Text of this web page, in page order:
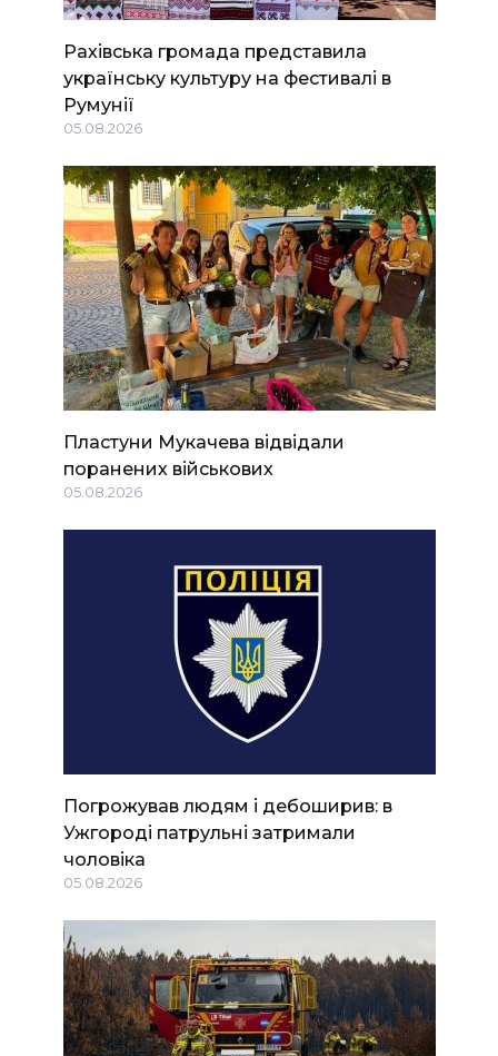
Рахівська громада представила
українську культуру на фестивалі в
Румунії
05.08.2026
Пластуни Мукачева відвідали
поранених військових
05.08.2026
Погрожував людям і дебоширив: в
Ужгороді патрульні затримали
чоловіка
05.08.2026